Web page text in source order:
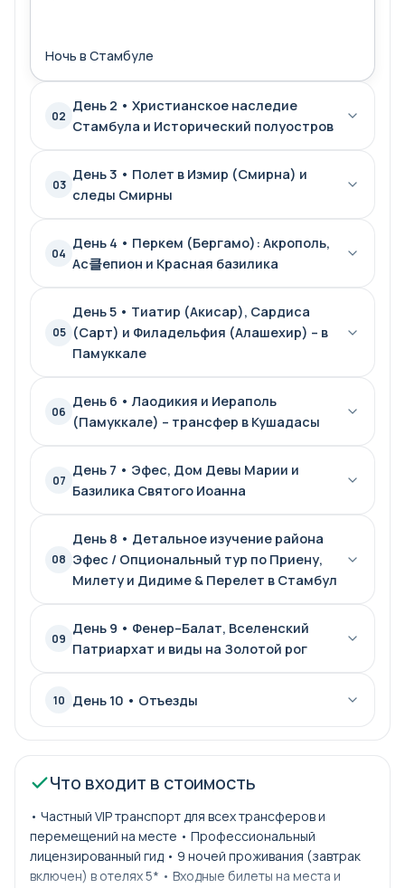
Ночь в Стамбуле
02
День 2 • Христианское наследие
Стамбула и Исторический полуостров
03
День 3 • Полет в Измир (Смирна) и
следы Смирны
04
День 4 • Перкем (Бергамо): Акрополь,
Ас클епион и Красная базилика
05
День 5 • Тиатир (Акисар), Сардиса
(Сарт) и Филадельфия (Алашехир) – в
Памуккале
06
День 6 • Лаодикия и Иераполь
(Памуккале) – трансфер в Кушадасы
07
День 7 • Эфес, Дом Девы Марии и
Базилика Святого Иоанна
08
День 8 • Детальное изучение района
Эфес / Опциональный тур по Приену,
Милету и Дидиме & Перелет в Стамбул
09
День 9 • Фенер–Балат, Вселенский
Патриархат и виды на Золотой рог
10 День 10 • Отъезды
Что входит в стоимость
• Частный VIP транспорт для всех трансферов и
перемещений на месте • Профессиональный
лицензированный гид • 9 ночей проживания (завтрак
включен) в отелях 5* • Входные билеты на места и